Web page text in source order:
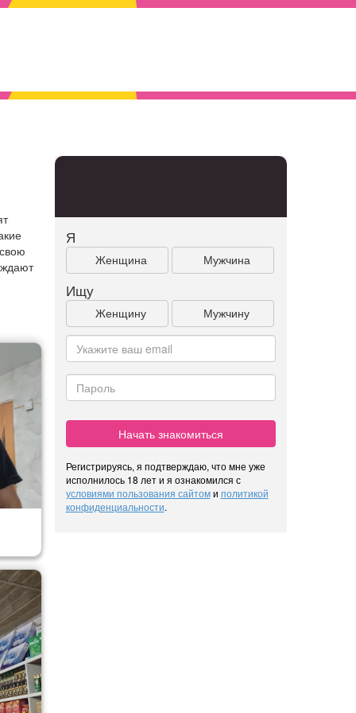
Я
Женщина Мужчина
Ищу
Женщину Мужчину
Начать знакомиться
Регистрируясь, я подтверждаю, что мне уже
исполнилось 18 лет и я ознакомился с
условиями пользования сайтоми политикой
конфиденциальности.